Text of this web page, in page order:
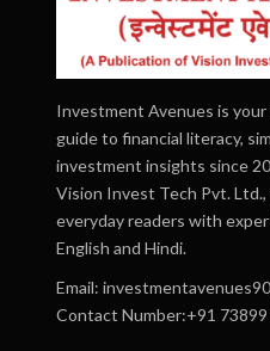
Investment Avenues is
guide to financial literacy,
investment insights since
Vision Invest Tech Pvt.
everyday readers with
English and Hindi.
Email:
Contact Number:+91